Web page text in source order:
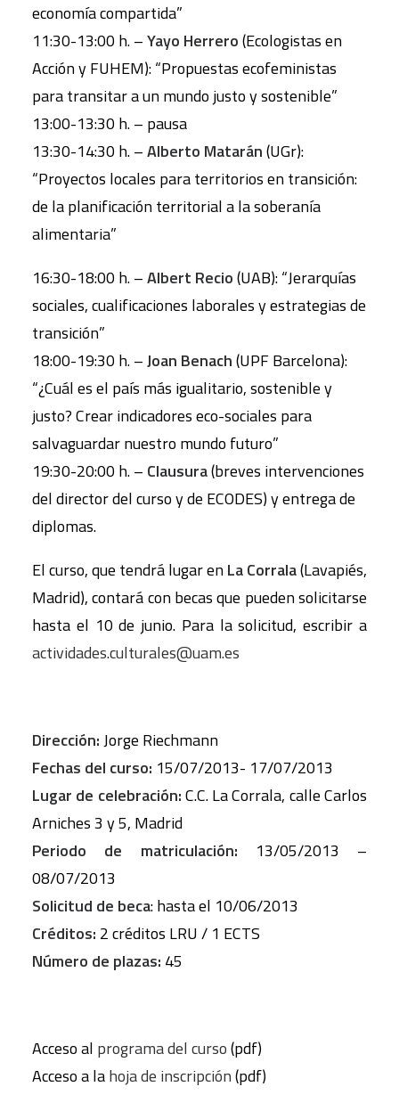
economía compartida”
11:30-13:00 h. –Yayo Herrero(Ecologistas en
Acción y FUHEM): “Propuestas ecofeministas
para transitar a un mundo justo y sostenible”
13:00-13:30 h. – pausa
13:30-14:30 h. –Alberto Matarán(UGr):
“Proyectos locales para territorios en transición:
de la planificación territorial a la soberanía
alimentaria”
16:30-18:00 h. –Albert Recio(UAB): “Jerarquías
sociales, cualificaciones laborales y estrategias de
transición”
18:00-19:30 h. –Joan Benach(UPF Barcelona):
“¿Cuál es el país más igualitario, sostenible y
justo? Crear indicadores eco-sociales para
salvaguardar nuestro mundo futuro”
19:30-20:00 h. – Clausura(breves intervenciones
del director del curso y de ECODES) y entrega de
diplomas.
El curso, que tendrá lugar enLa Corrala(Lavapiés,
Madrid), contará con becas que pueden solicitarse
hasta el 10 de junio. Para la solicitud, escribir a
actividades.culturales@uam.es
Dirección:Jorge Riechmann
Fechas del curso: 15/07/2013- 17/07/2013
Lugar de celebración:C.C. La Corrala, calle Carlos
Arniches 3 y 5, Madrid
Periodo de matriculación: 13/05/2013 –
08/07/2013
Solicitud de beca: hasta el 10/06/2013
Créditos: 2 créditos LRU / 1 ECTS
Número de plazas: 45
Acceso al programa del curso(pdf)
Acceso a lahoja de inscripción(pdf)